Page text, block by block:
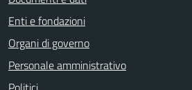
Enti e fondazioni
Organi di governo
Personale amministrativo